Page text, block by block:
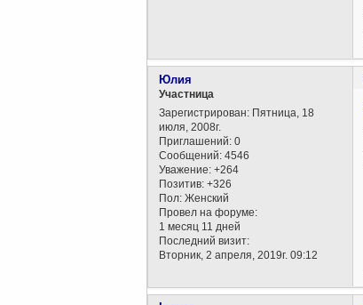
Юлия
Участница
Зарегистрирован: Пятница, 18
июля, 2008г.
Приглашений: 0
Сообщений: 4546
Уважение: +264
Позитив: +326
Пол: Женский
Провел на форуме:
1 месяц 11 дней
Последний визит:
Вторник, 2 апреля, 2019г. 09:12